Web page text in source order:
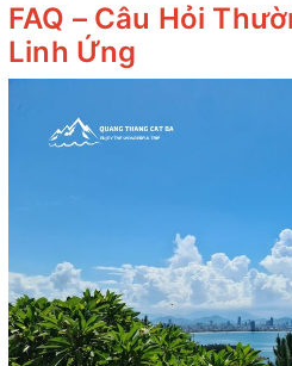
FAQ – Câu Hỏi
Linh Ứng